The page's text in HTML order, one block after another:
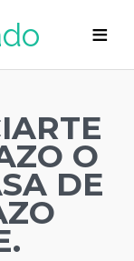
O
DE